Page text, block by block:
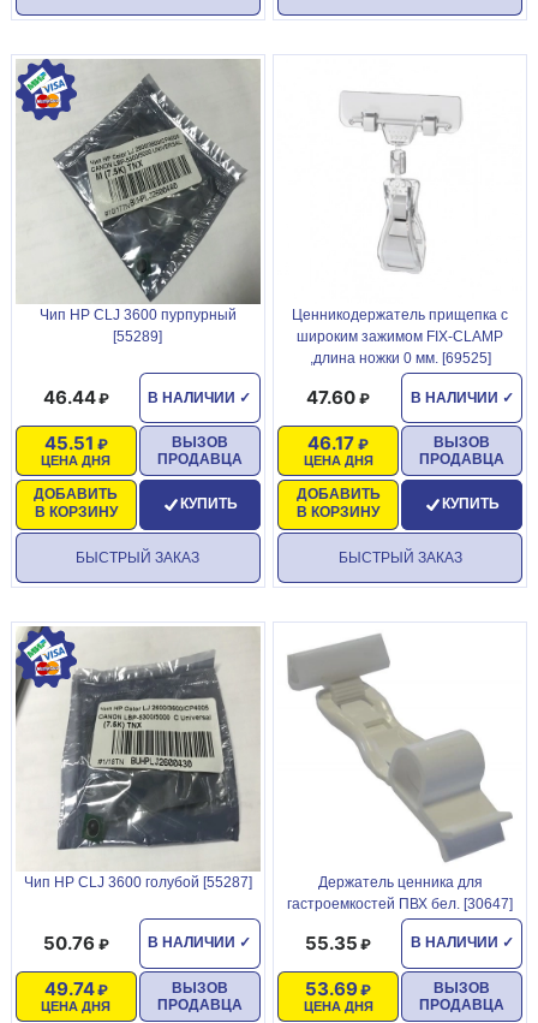
Чип HP CLJ 3600 пурпурный
[55289]
В НАЛИЧИИ ✓
46.44
ЦЕНА ДНЯ
45.51
ДОБАВИТЬ
В КОРЗИНУ
ВЫЗОВ
ПРОДАВЦА
КУПИТЬ
БЫСТРЫЙ ЗАКАЗ
Ценникодержатель прищепка с
широким зажимом FIX-CLAMP
,длина ножки 0 мм. [69525]
В НАЛИЧИИ ✓
47.60
ЦЕНА ДНЯ
46.17
ДОБАВИТЬ
В КОРЗИНУ
ВЫЗОВ
ПРОДАВЦА
КУПИТЬ
БЫСТРЫЙ ЗАКАЗ
Чип HP CLJ 3600 голубой [55287]
В НАЛИЧИИ ✓
50.76
ЦЕНА ДНЯ
49.74
ВЫЗОВ
ПРОДАВЦА
Держатель ценника для
гастроемкостей ПВХ бел. [30647]
В НАЛИЧИИ ✓
55.35
ЦЕНА ДНЯ
53.69
ВЫЗОВ
ПРОДАВЦА